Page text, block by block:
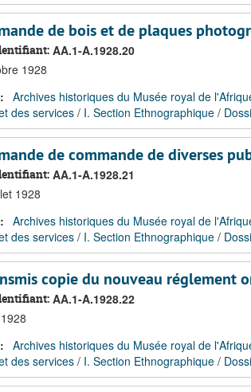
de bois et de plaques
AA.1-A.1928.20
1928
Archives historiques du Musée royal de
des services / I. Section Ethnographique /
de commande de diverses
AA.1-A.1928.21
1928
Archives historiques du Musée royal de
des services / I. Section Ethnographique /
copie du nouveau réglement
AA.1-A.1928.22
Archives historiques du Musée royal de
des services / I. Section Ethnographique /